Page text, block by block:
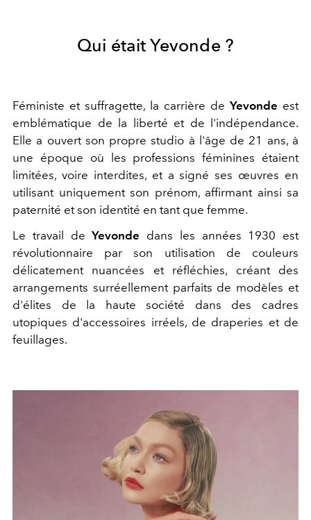
Qui était Yevonde ?
Féministe et suffragette, la carrière de Yevonde est
emblématique de la liberté et de l'indépendance.
Elle a ouvert son propre studio à l'âge de 21 ans, à
une époque où les professions féminines étaient
limitées, voire interdites, et a signé ses œuvres en
utilisant uniquement son prénom, affirmant ainsi sa
paternité et son identité en tant que femme.
Le travail deYevonde dans les années 1930 est
révolutionnaire par son utilisation de couleurs
délicatement nuancées et réfléchies, créant des
arrangements surréellement parfaits de modèles et
d'élites de la haute société dans des cadres
utopiques d'accessoires irréels, de draperies et de
feuillages.